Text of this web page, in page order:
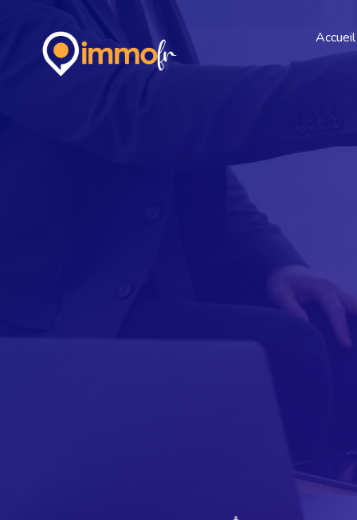
Accueil